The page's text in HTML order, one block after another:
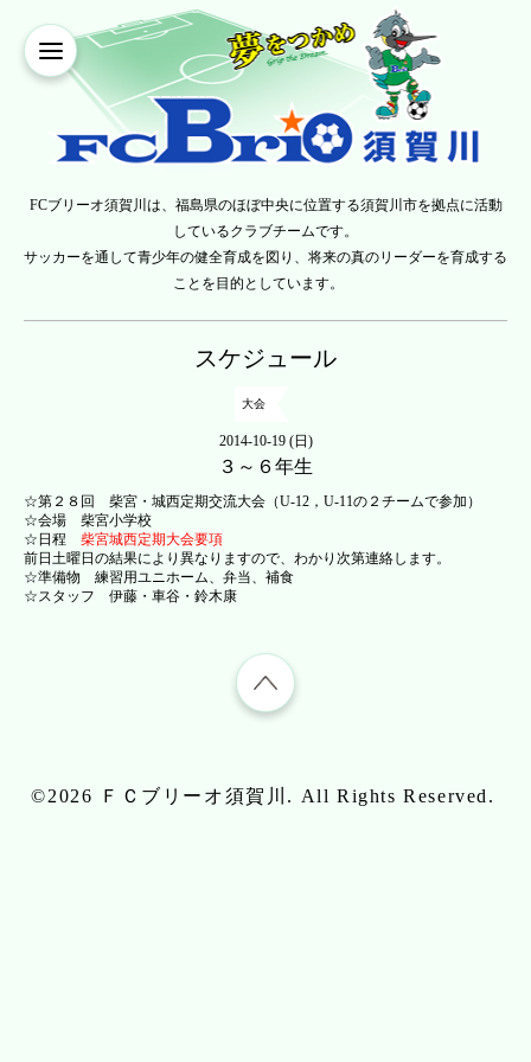
FCブリーオ須賀川は、福島県のほぼ中央に位置する須賀川市を拠点に活動
しているクラブチームです。
サッカーを通して青少年の健全育成を図り、将来の真のリーダーを育成する
ことを目的としています。
スケジュール
大会
2014-10-19 (日)
３～６年生
☆第２８回 柴宮・城西定期交流大会（U-12，U-11の２チームで参加）
☆会場 柴宮小学校
☆日程 柴宮城西定期大会要項
前日土曜日の結果により異なりますので、わかり次第連絡します。
☆準備物 練習用ユニホーム、弁当、補食
☆スタッフ 伊藤・車谷・鈴木康
©2026 ＦＣブリーオ須賀川 . All Rights Reserved.